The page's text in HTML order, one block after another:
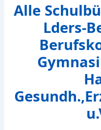
Alle
Lders-